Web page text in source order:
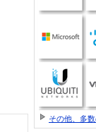
その他、多